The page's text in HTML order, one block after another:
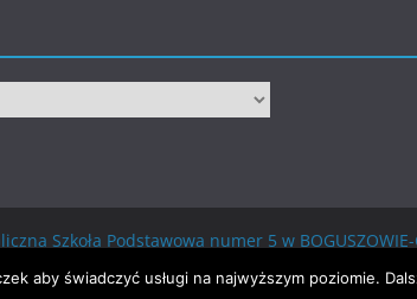
Szkoła Podstawowa numer 5 w BOGUSZOWIE-
ThemeGrill. Wspierane przezWordPress
aby świadczyć usługi na najwyższym poziomie.